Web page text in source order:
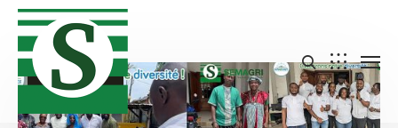
Actualités